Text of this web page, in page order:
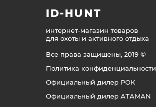
ID-HUNT
интернет-магазин товаров
для охоты и активного отдыха
Все права защищены, 2019 ©
Политика конфиденциальности
Официальный дилер РОК
Официальный дилер ATAMAN